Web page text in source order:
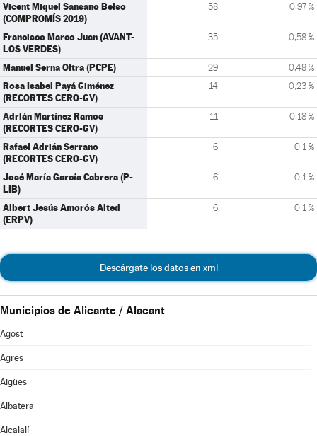
Vicent Miquel Sansano Belso
(COMPROMÍS 2019)
58 0,97 %
Francisco Marco Juan (AVANT-
LOS VERDES)
35 0,58 %
Manuel Serna Oltra (PCPE) 29 0,48 %
Rosa Isabel Payá Giménez
(RECORTES CERO-GV)
14 0,23 %
Adrián Martínez Ramos
(RECORTES CERO-GV)
11 0,18 %
Rafael Adrián Serrano
(RECORTES CERO-GV)
6 0,1 %
José María García Cabrera (P-
LIB)
6 0,1 %
Albert Jesús Amorós Alted
(ERPV)
6 0,1 %
Descárgate los datos en xml
Municipios de Alicante / Alacant
Agost
Agres
Aigües
Albatera
Alcalalí